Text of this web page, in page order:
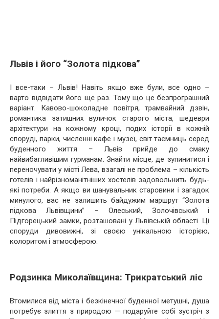
Львів і його “Золота підкова”
І все-таки – Львів! Навіть якщо вже були, все одно –
варто відвідати його ще раз. Тому що це безпрограшний
варіант. Кавово-шоколадне повітря, трамвайний дзвін,
романтика затишних вуличок старого міста, шедеври
архітектури на кожному кроці, подих історії в кожній
споруді, парки, численні кафе і музеї, світ таємниць серед
буденного життя – Львів прийде до смаку
найвибагливішим гурманам. Знайти місце, де зупинитися і
переночувати у місті Лева, взагалі не проблема – кількість
готелів і найрізноманітніших хостелів задовольнить будь-
які потреби. А якщо ви шанувальник старовини і загадок
минулого, вас не залишить байдужим маршрут “Золота
підкова Львівщини” – Олеський, Золочівський і
Підгорецький замки, розташовані у Львівській області. Ці
споруди дивовижні, зі своєю унікальною історією,
колоритом і атмосферою.
Родзинка Миколаївщина: Трикратський ліс
Втомилися від міста і безкінечної буденної метушні, душа
потребує злиття з природою — подаруйте собі зустріч з